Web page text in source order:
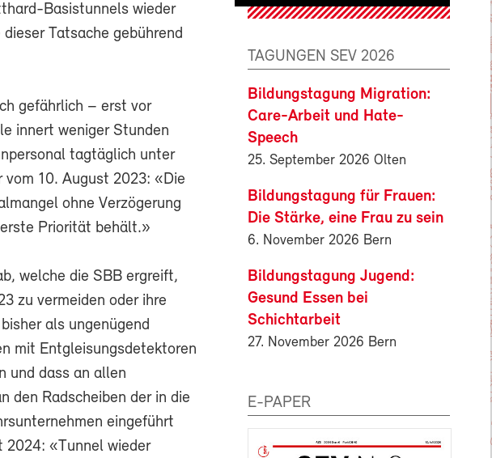
Basistunnels wieder
Tatsache gebührend
gefährlich – erst vor
innert weniger Stunden
tagtäglich unter
10. August 2023: «Die
ohne Verzögerung
Priorität behält.»
welche die SBB ergreift,
zu vermeiden oder ihre
als ungenügend
mit Entgleisungsdetektoren
und dass an allen
den Radscheiben der in die
eingeführt
2024: «Tunnel wieder
TAGUNGEN SEV 2026
Bildungstagung Migration:
Care-Arbeit und Hate-
Speech
25. September 2026 Olten
Bildungstagung für Frauen:
Die Stärke, eine Frau zu sein
6. November 2026 Bern
Bildungstagung Jugend:
Gesund Essen bei
Schichtarbeit
27. November 2026 Bern
E-PAPER